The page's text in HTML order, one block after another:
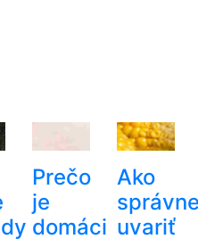
Prečo
je
domáci
Ako
správne
uvariť